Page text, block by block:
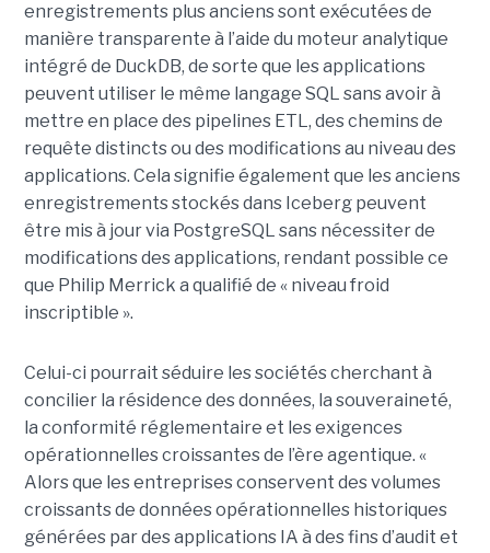
enregistrements plus anciens sont exécutées de
manière transparente à l’aide du moteur analytique
intégré de DuckDB, de sorte que les applications
peuvent utiliser le même langage SQL sans avoir à
mettre en place des pipelines ETL, des chemins de
requête distincts ou des modifications au niveau des
applications. Cela signifie également que les anciens
enregistrements stockés dans Iceberg peuvent
être mis à jour via PostgreSQL sans nécessiter de
modifications des applications, rendant possible ce
que Philip Merrick a qualifié de « niveau froid
inscriptible ».
Celui-ci pourrait séduire les sociétés cherchant à
concilier la résidence des données, la souveraineté,
la conformité réglementaire et les exigences
opérationnelles croissantes de l’ère agentique. «
Alors que les entreprises conservent des volumes
croissants de données opérationnelles historiques
générées par des applications IA à des fins d’audit et